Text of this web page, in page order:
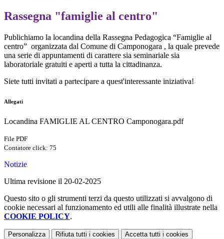
Rassegna "famiglie al centro"
Publichiamo la locandina della Rassegna Pedagogica “Famiglie al
centro” organizzata dal Comune di Camponogara , la quale prevede
una serie di appuntamenti di carattere sia seminariale sia
laboratoriale gratuiti e aperti a tutta la cittadinanza.
Siete tutti invitati a partecipare a quest'interessante iniziativa!
Allegati
Locandina FAMIGLIE AL CENTRO Camponogara.pdf
File PDF
Contatore click: 75
Notizie
Ultima revisione il 20-02-2025
Questo sito o gli strumenti terzi da questo utilizzati si avvalgono di
cookie necessari al funzionamento ed utili alle finalità illustrate nella
COOKIE POLICY.
Personalizza Rifiuta tutti i cookies Accetta tutti i cookies